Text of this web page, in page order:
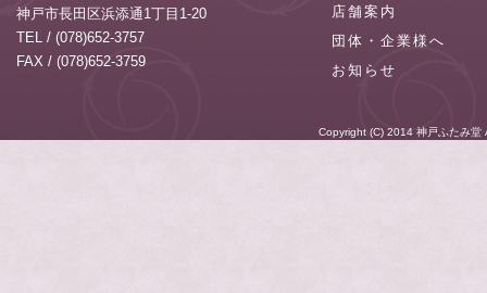
神戸市長田区浜添通1丁目1-20
TEL / (078)652-3757
FAX / (078)652-3759
店舗案内
団体・企業様へ
お知らせ
Copyright (C) 2014神戸ふたみ堂